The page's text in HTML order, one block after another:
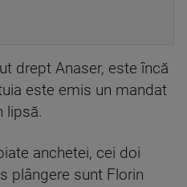
drept Anaser, este încă
este emis un mandat
lipsă.
anchetei, cei doi
plângere sunt Florin